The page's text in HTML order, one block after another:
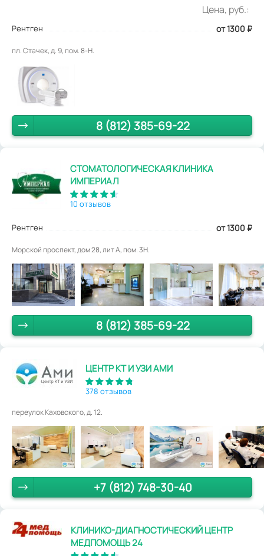
Цена, руб.:
Рентген от 1300 ₽
пл. Стачек, д. 9, пом. 8-Н.
8 (812) 385-69-22
СТОМАТОЛОГИЧЕСКАЯ КЛИНИКА
ИМПЕРИАЛ
10 отзывов
Рентген от 1300 ₽
Морской проспект, дом 28, лит А, пом. 3Н.
8 (812) 385-69-22
ЦЕНТР КТ И УЗИ АМИ
378 отзывов
переулок Каховского, д. 12.
+7 (812) 748-30-40
КЛИНИКО-ДИАГНОСТИЧЕСКИЙ ЦЕНТР
МЕДПОМОЩЬ 24